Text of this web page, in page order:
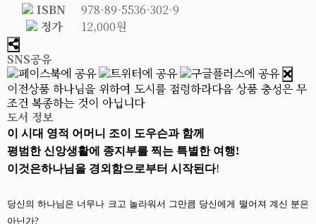
ISBN
978-89-5536-302-9
정가
12,000원
SNS공유
이전상품 하나님을 위하여 도시를 점령하라다음 상품 충성은 무
조건 복종하는 것이 아닙니다
도서 정보
이 시대 영적 어머니 조이 도우슨과 함께
평범한 신앙생활에 종지부를 찍는 특별한 여행!
이것은하나님을 경외함으로부터 시작된다!
당신의 하나님은 너무나 크고 놀라워서 그만큼 당신에게 떨어져 계신 분은
아닌가?